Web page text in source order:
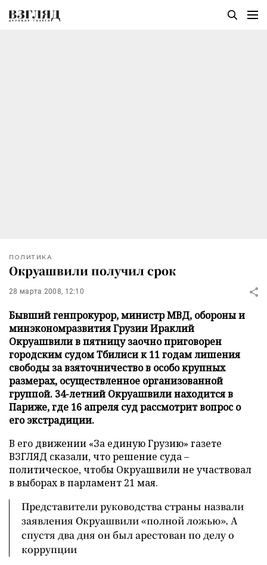
ПОЛИТИКА
Окруашвили получил срок
28 марта 2008, 12:10
Бывший генпрокурор, министр МВД, обороны и
минэкономразвития Грузии Ираклий
Окруашвили в пятницу заочно приговорен
городским судом Тбилиси к 11 годам лишения
свободы за взяточничество в особо крупных
размерах, осуществленное организованной
группой. 34-летний Окруашвили находится в
Париже, где 16 апреля суд рассмотрит вопрос о
его экстрадиции.
В его движении «За единую Грузию» газете
ВЗГЛЯД сказали, что решение суда –
политическое, чтобы Окруашвили не участвовал
в выборах в парламент 21 мая.
Представители руководства страны назвали
заявления Окруашвили «полной ложью». А
спустя два дня он был арестован по делу о
коррупции